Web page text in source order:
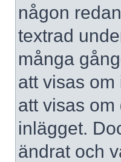
någon
textrad
många
att visas
att visas
inlägget.
ändrat och